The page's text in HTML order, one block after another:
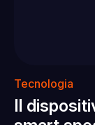
Tecnologia
Il